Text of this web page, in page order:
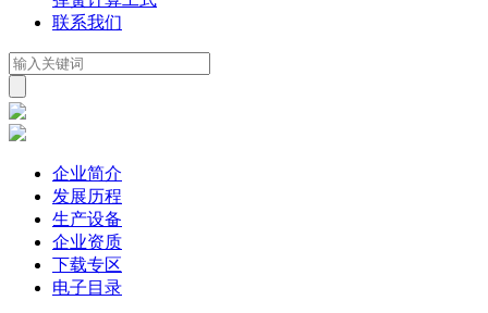
联系我们
企业简介
发展历程
生产设备
企业资质
下载专区
电子目录